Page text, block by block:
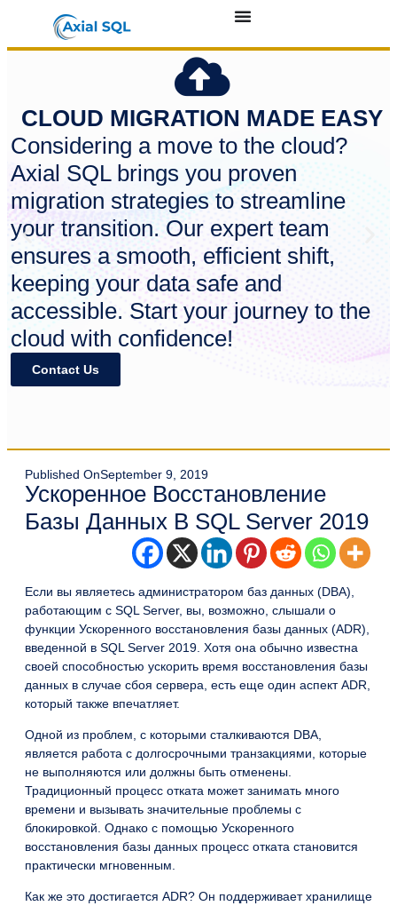
CLOUD MIGRATION MADE EASY
Considering a move to the cloud?
Axial SQL brings you proven
migration strategies to streamline
your transition. Our expert team
ensures a smooth, efficient shift,
keeping your data safe and
accessible. Start your journey to the
cloud with confidence!
Contact Us
Published OnSeptember 9, 2019
Ускоренное Восстановление
Базы Данных В SQL Server 2019
Если вы являетесь администратором баз данных (DBA),
работающим с SQL Server, вы, возможно, слышали о
функции Ускоренного восстановления базы данных (ADR),
введенной в SQL Server 2019. Хотя она обычно известна
своей способностью ускорить время восстановления базы
данных в случае сбоя сервера, есть еще один аспект ADR,
который также впечатляет.
Одной из проблем, с которыми сталкиваются DBA,
является работа с долгосрочными транзакциями, которые
не выполняются или должны быть отменены.
Традиционный процесс отката может занимать много
времени и вызывать значительные проблемы с
блокировкой. Однако с помощью Ускоренного
восстановления базы данных процесс отката становится
практически мгновенным.
Как же это достигается ADR? Он поддерживает хранилище